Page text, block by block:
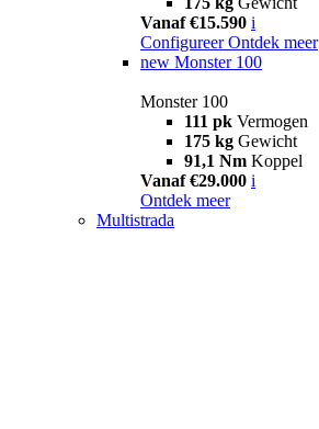
Vanaf €15.590 i
Configureer Ontdek meer
new Monster 100
Monster 100
111 pk Vermogen
175 kg Gewicht
91,1 Nm Koppel
Vanaf €29.000 i
Ontdek meer
Multistrada